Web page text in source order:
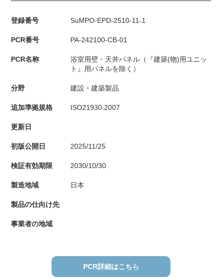
登録番号 SuMPO-EPD-2510-11-1
PCR番号 PA-242100-CB-01
PCR名称
浴室用壁・天井パネル（『建築(物)用ユニッ
ト』用パネルを除く）
分野 建設・建築製品
追加準拠規格 ISO21930:2007
更新日
初版公開日 2025/11/25
検証有効期限 2030/10/30
製造地域 日本
製品の仕向け先
事業者の地域
PCR詳細はこちら